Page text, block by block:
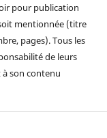
pour publication
mentionnée (titre
pages). Tous les
de leurs
son contenu